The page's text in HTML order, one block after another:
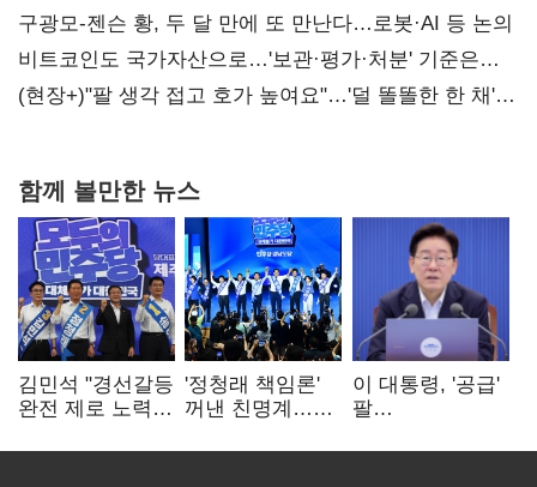
공세 사과부터 해야"
구광모-젠슨 황, 두 달 만에 또 만난다…로봇·AI 등 논의
비트코인도 국가자산으로…'보관·평가·처분' 기준은
숙제
(현장+)"팔 생각 접고 호가 높여요"…'덜 똘똘한 한 채'
함께 볼만한 뉴스
김민석 "경선갈등
완전 제로 노력
"반명 공세
'정청래 책임론'
꺼낸 친명계…
추가투표 때리기
이 대통령, '공급'
팔
여 내부선